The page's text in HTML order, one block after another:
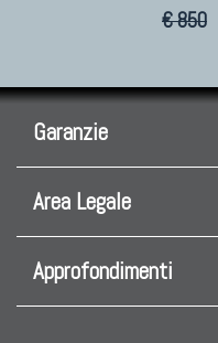
€ 850
Garanzie
Area Legale
Approfondimenti